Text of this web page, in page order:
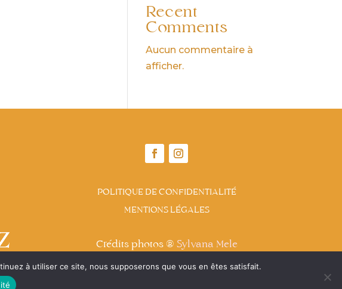
Recent
Comments
Aucun commentaire à
afficher.
POLITIQUE DE CONFIDENTIALITÉ
MENTIONS LÉGALES
Crédits photos ® Sylvana Mele
à utiliser ce site, nous supposerons que vous en êtes satisfait.